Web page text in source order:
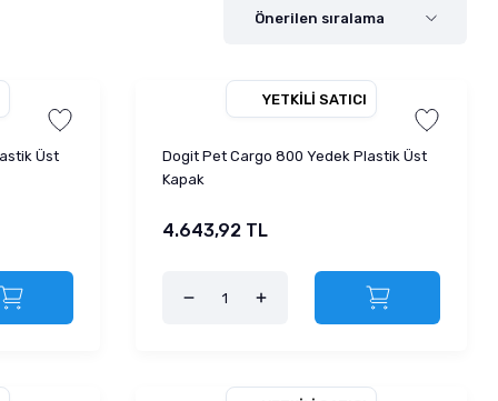
Üst
YETKILI SATICI
Dogit Pet Cargo 800 Yedek Plastik Üst
Kapak
4.643,92 TL